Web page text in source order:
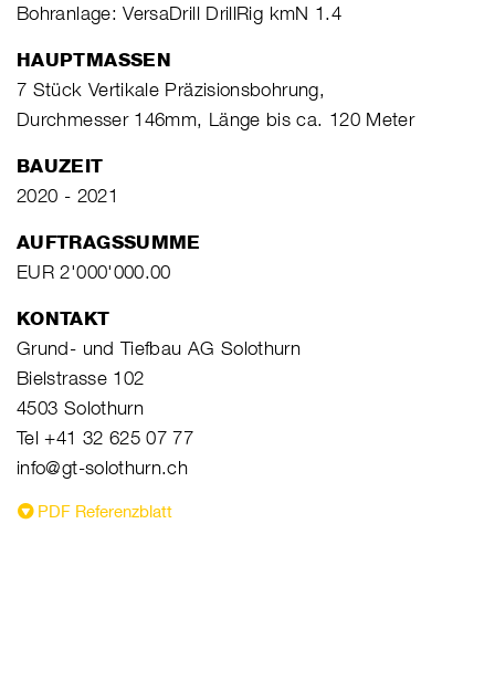
Bohranlage: VersaDrill DrillRig kmN 1.4
HAUPTMASSEN
7 Stück Vertikale Präzisionsbohrung,
Durchmesser 146mm, Länge bis ca. 120 Meter
BAUZEIT
2020 - 2021
AUFTRAGSSUMME
EUR 2'000'000.00
KONTAKT
Grund- und Tiefbau AG Solothurn
Bielstrasse 102
4503 Solothurn
Tel +41 32 625 07 77
info@gt-solothurn.ch
PDF Referenzblatt